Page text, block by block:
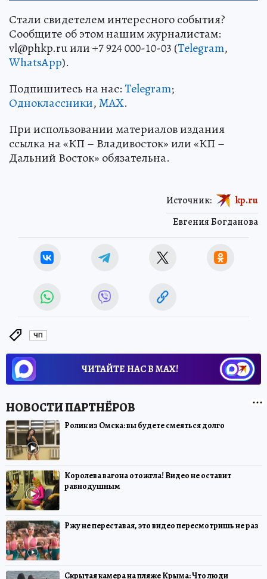
Стали свидетелем интересного события?
Сообщите об этом нашим журналистам:
vl@phkp.ru или +7 924 000-10-03 (Telegram,
WhatsApp).
Подпишитесь на нас:Telegram;
Одноклассники,MAX.
При использовании материалов издания
ссылка на «КП – Владивосток» или «КП –
Дальний Восток» обязательна.
Евгения Богданова
Источник: kp.ru
ЧП
ЧИТАЙТЕ НАС В МАХ!
Ролик из Омска: вы будете смеяться долго
Королева вагона отожгла! Видео не оставит
равнодушным
Ржу не переставая, это видео пересмотришь не раз
Скрытая камера на пляже Крыма: Что люди